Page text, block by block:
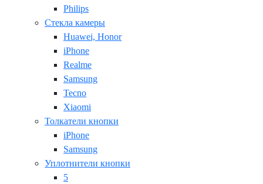
Philips
Стекла камеры
Huawei, Honor
iPhone
Realme
Samsung
Tecno
Xiaomi
Толкатели кнопки
iPhone
Samsung
Уплотнители кнопки
5